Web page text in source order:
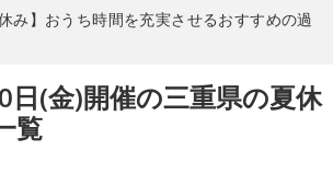
み】おうち時間を充実させるおすすめの過
日(金)開催の三重県の夏休
覧